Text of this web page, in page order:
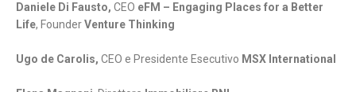
Daniele Di Fausto, CEO eFM – Engaging Places for a Better
Life, FounderVenture Thinking
Ugo de Carolis, CEO e Presidente Esecutivo MSX International